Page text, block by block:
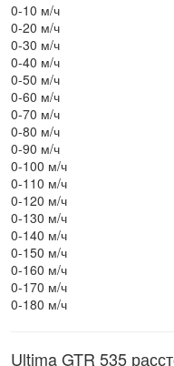
0-10 м/ч
0-20 м/ч
0-30 м/ч
0-40 м/ч
0-50 м/ч
0-60 м/ч
0-70 м/ч
0-80 м/ч
0-90 м/ч
0-100 м/ч
0-110 м/ч
0-120 м/ч
0-130 м/ч
0-140 м/ч
0-150 м/ч
0-160 м/ч
0-170 м/ч
0-180 м/ч
Ultima GTR 535